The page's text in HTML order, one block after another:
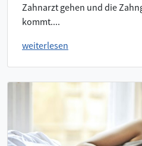
Zahnarzt gehen und die
kommt....
weiterlesen